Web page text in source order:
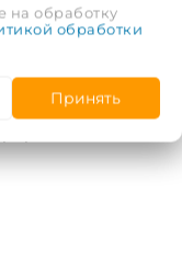
на обработку
обработки
Принять